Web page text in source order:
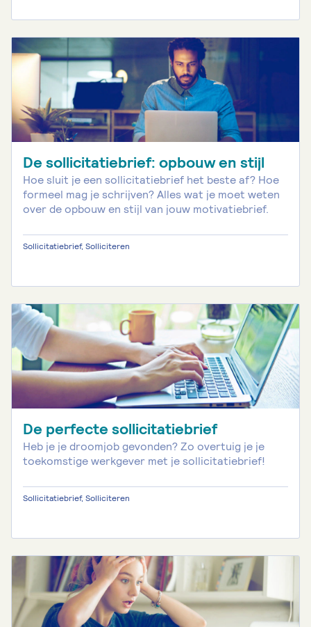
De sollicitatiebrief: opbouw en stijl
Hoe sluit je een sollicitatiebrief het beste af? Hoe
formeel mag je schrijven? Alles wat je moet weten
over de opbouw en stijl van jouw motivatiebrief.
Sollicitatiebrief, Solliciteren
De perfecte sollicitatiebrief
Heb je je droomjob gevonden? Zo overtuig je je
toekomstige werkgever met je sollicitatiebrief!
Sollicitatiebrief, Solliciteren